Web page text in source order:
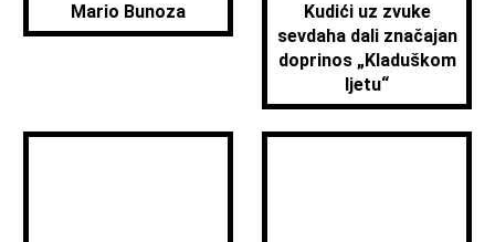
Mario Bunoza
Kudići uz zvuke
sevdaha dali značajan
doprinos „Kladuškom
ljetu“